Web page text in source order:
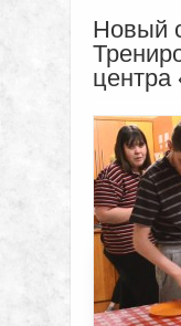
Новый
центра